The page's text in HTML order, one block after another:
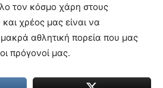
τον κόσμο χάρη στους
χρέος μας είναι να
αθλητική πορεία που μας
πρόγονοί μας.